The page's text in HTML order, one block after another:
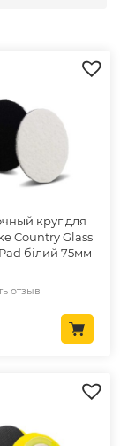
круг для
Country Glass
білий 75мм
отзыв